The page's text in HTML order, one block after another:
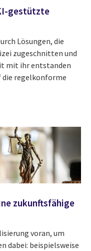
gestützte
Lösungen, die
zugeschnitten und
mit ihr entstanden
die regelkonforme
zukunftsfähige
voran, um
dabei: beispielsweise